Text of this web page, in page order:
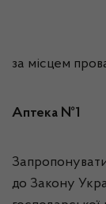
за місцем
Аптека №1
до Закону